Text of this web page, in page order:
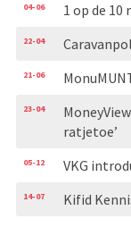
04-06 1 op de
22-04
21-06
23-04
ratjetoe’
05-12 VKG
14-07 Kifid